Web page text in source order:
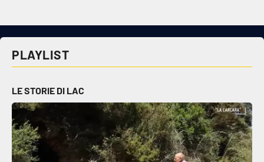
PLAYLIST
LE STORIE DI LAC